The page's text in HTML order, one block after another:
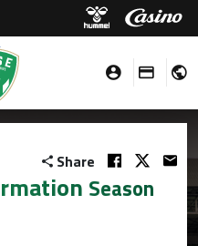
Share
Season